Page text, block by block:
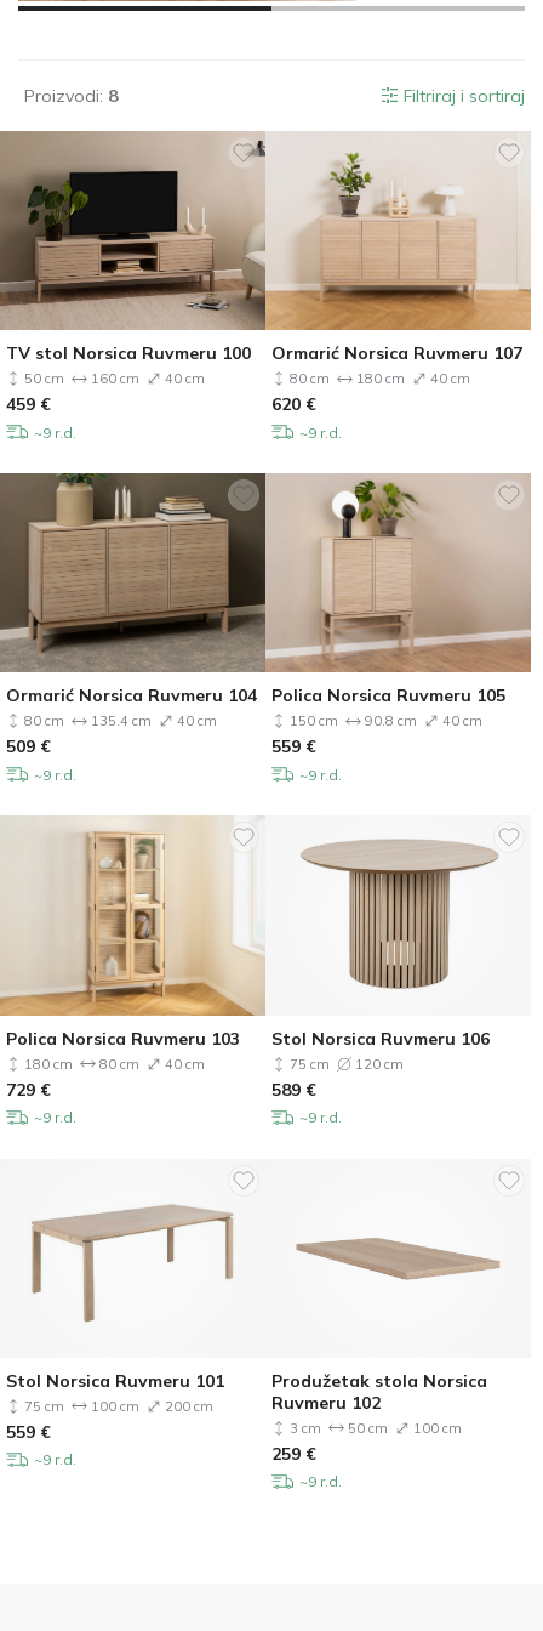
Proizvodi: 8 Filtriraj i sortiraj
TV stol Norsica Ruvmeru 100
50 cm 160 cm 40 cm
459 €
~9 r.d.
Ormarić Norsica Ruvmeru 107
80 cm 180 cm 40 cm
620 €
~9 r.d.
Ormarić Norsica Ruvmeru 104
80 cm 135.4 cm 40 cm
509 €
~9 r.d.
Polica Norsica Ruvmeru 105
150 cm 90.8 cm 40 cm
559 €
~9 r.d.
Polica Norsica Ruvmeru 103
180 cm 80 cm 40 cm
729 €
~9 r.d.
Stol Norsica Ruvmeru 106
75 cm 120 cm
589 €
~9 r.d.
Stol Norsica Ruvmeru 101
75 cm 100 cm 200 cm
559 €
~9 r.d.
Produžetak stola Norsica
Ruvmeru 102
3 cm 50 cm 100 cm
259 €
~9 r.d.